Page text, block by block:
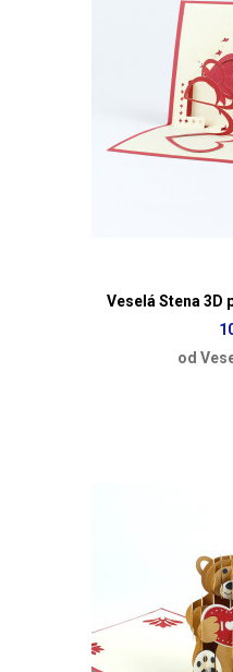
Veselá Stena 3D
od